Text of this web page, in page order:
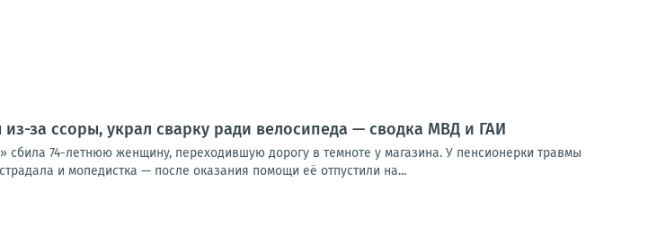
за ссоры, украл сварку ради велосипеда — сводка МВД и ГАИ
сбила 74-летнюю женщину, переходившую дорогу в темноте у магазина. У пенсионерки травмы
и мопедистка — после оказания помощи её отпустили на...